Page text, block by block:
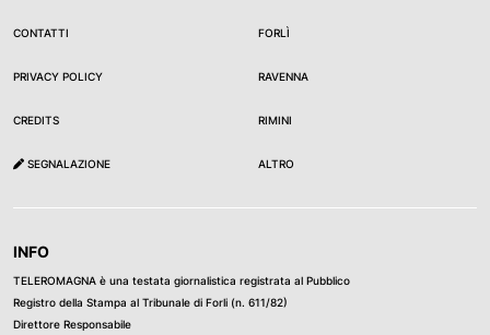
CONTATTI
PRIVACY POLICY
CREDITS
SEGNALAZIONE
FORLÌ
RAVENNA
RIMINI
ALTRO
INFO
TELEROMAGNA è una testata giornalistica registrata al Pubblico
Registro della Stampa al Tribunale di Forli (n. 611/82)
Direttore Responsabile